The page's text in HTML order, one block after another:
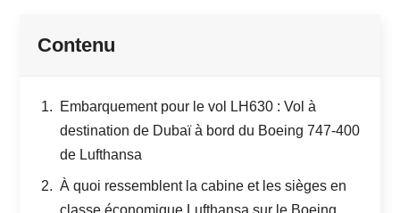
Contenu
Embarquement pour le vol LH630 : Vol à
destination de Dubaï à bord du Boeing 747-400
de Lufthansa
À quoi ressemblent la cabine et les sièges en